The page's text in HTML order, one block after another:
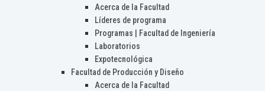
Acerca de la Facultad
Líderes de programa
Programas | Facultad de Ingeniería
Laboratorios
Expotecnológica
Facultad de Producción y Diseño
Acerca de la Facultad